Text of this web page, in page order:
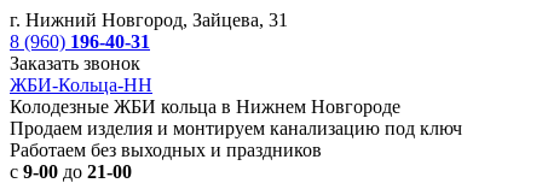
г. Нижний Новгород, Зайцева, 31
8 (960) 196-40-31
Заказать звонок
ЖБИ-Кольца-НН
Колодезные ЖБИ кольца в Нижнем Новгороде
Продаем изделия и монтируем канализацию под ключ
Работаем без выходных и праздников
с 9-00 до 21-00